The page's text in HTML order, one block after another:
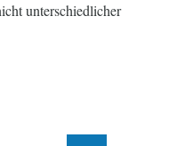
unterschiedlicher